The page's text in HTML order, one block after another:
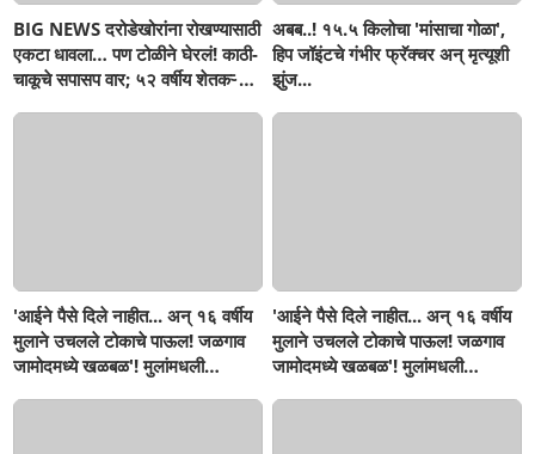
BIG NEWS दरोडेखोरांना रोखण्यासाठी
एकटा धावला… पण टोळीने घेरलं! काठी-
चाकूचे सपासप वार; ५२ वर्षीय शेतकऱ्याचा
अबब..! १५.५ किलोचा 'मांसाचा गोळा',
हिप जॉइंटचे गंभीर फ्रॅक्चर अन् मृत्यूशी
झुंज...
'आईने पैसे दिले नाहीत... अन् १६ वर्षीय
मुलाने उचलले टोकाचे पाऊल! जळगाव
जामोदमध्ये खळबळ'! मुलांमधली
'आईने पैसे दिले नाहीत... अन् १६ वर्षीय
मुलाने उचलले टोकाचे पाऊल! जळगाव
जामोदमध्ये खळबळ'! मुलांमधली